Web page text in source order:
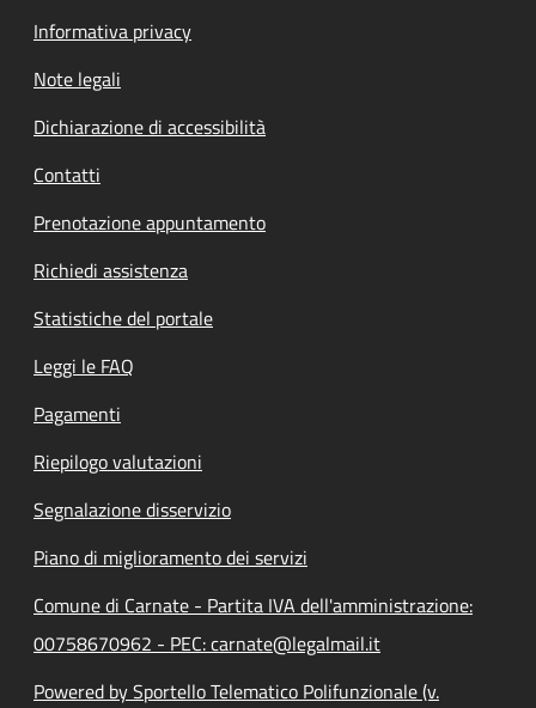
Informativa privacy
Note legali
Dichiarazione di accessibilità
Contatti
Prenotazione appuntamento
Richiedi assistenza
Statistiche del portale
Leggi le FAQ
Pagamenti
Riepilogo valutazioni
Segnalazione disservizio
Piano di miglioramento dei servizi
Comune di Carnate - Partita IVA dell'amministrazione:
00758670962 - PEC: carnate@legalmail.it
Powered by Sportello Telematico Polifunzionale (v.